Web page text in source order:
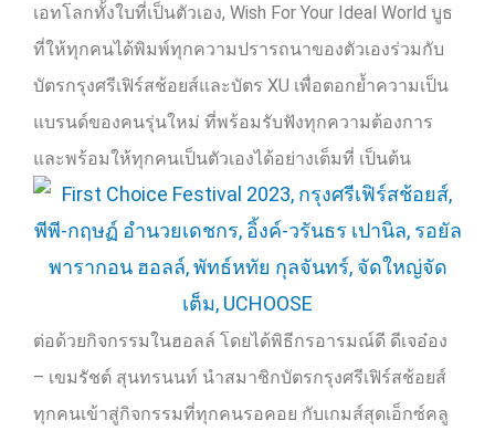
เอทโลกทั้งใบที่เป็นตัวเอง, Wish For Your Ideal World บูธ
ที่ให้ทุกคนได้พิมพ์ทุกความปรารถนาของตัวเองร่วมกับ
บัตรกรุงศรีเฟิร์สช้อยส์และบัตร XU เพื่อตอกย้ำความเป็น
แบรนด์ของคนรุ่นใหม่ ที่พร้อมรับฟังทุกความต้องการ
และพร้อมให้ทุกคนเป็นตัวเองได้อย่างเต็มที่ เป็นต้น
ต่อด้วยกิจกรรมในฮอลล์ โดยได้พิธีกรอารมณ์ดี ดีเจอ๋อง
– เขมรัชต์ สุนทรนนท์ นำสมาชิกบัตรกรุงศรีเฟิร์สช้อยส์
ทุกคนเข้าสู่กิจกรรมที่ทุกคนรอคอย กับเกมส์สุดเอ็กซ์คลู